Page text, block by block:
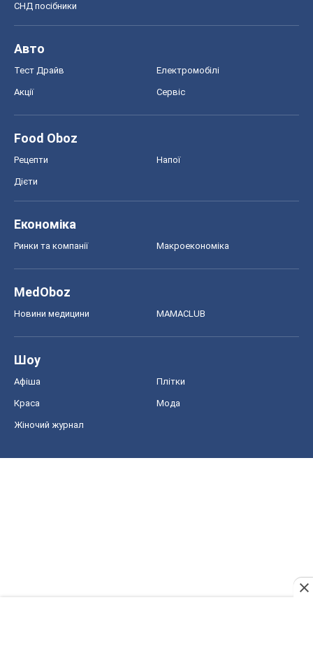
СНД посібники
Авто
Тест Драйв Електромобілі
Акції Сервіс
Food Oboz
Рецепти Напої
Дієти
Економіка
Ринки та компанії Макроекономіка
MedOboz
Новини медицини MAMACLUB
Шоу
Афіша Плітки
Краса Мода
Жіночий журнал